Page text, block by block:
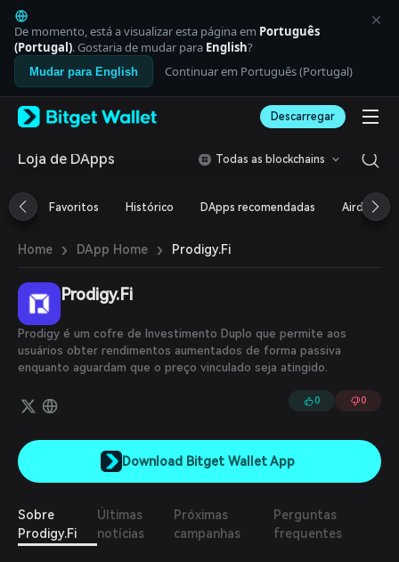
English
日本語
Tiếng Việt
Русский
Español (Latinoamérica)
Italiano
Deutsch
繁體中文
Português (Portugal)
ภาษาไทย
العربية
हिन्दी
Español
Português (Brasil)
Español (Argentina)
De momento, está a visualizar esta página em Português
(Portugal). Gostaria de mudar para English?
Mudar para English Continuar em Português (Portugal)
Descarregar
Loja de DApps Todas as blockchains
Favoritos Histórico DApps recomendadas Airdrop
Home › DApp Home › Prodigy.Fi
Prodigy.Fi
Prodigy é um cofre de Investimento Duplo que permite aos
usuários obter rendimentos aumentados de forma passiva
enquanto aguardam que o preço vinculado seja atingido.
0 0
Download Bitget Wallet App
Sobre
Prodigy.Fi
Últimas
notícias
Próximas
campanhas
Perguntas
frequentes